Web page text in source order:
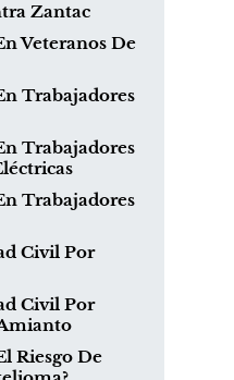
Zantac
Veteranos De
Trabajadores
Trabajadores
Trabajadores
Civil Por
Civil Por
Riesgo De